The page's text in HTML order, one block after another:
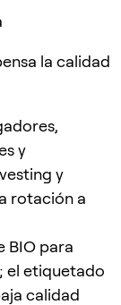
la calidad
y
y
rotación a
BIO para
el etiquetado
calidad